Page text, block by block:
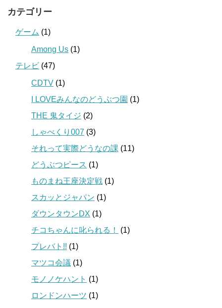
カテゴリー
ゲーム (1)
Among Us (1)
テレビ (47)
CDTV (1)
I LOVEみんなのどうぶつ園 (1)
THE 鬼タイジ (2)
しゃべくり007 (3)
それって実際どうなの課 (11)
どうぶつピース (1)
ものまね王座決定戦 (1)
スカッとジャパン (1)
ダウンタウンDX (1)
チコちゃんに叱られる！
(1)
プレバト!! (1)
マツコ会議 (1)
モノノケハント (1)
ロンドンハーツ (1)